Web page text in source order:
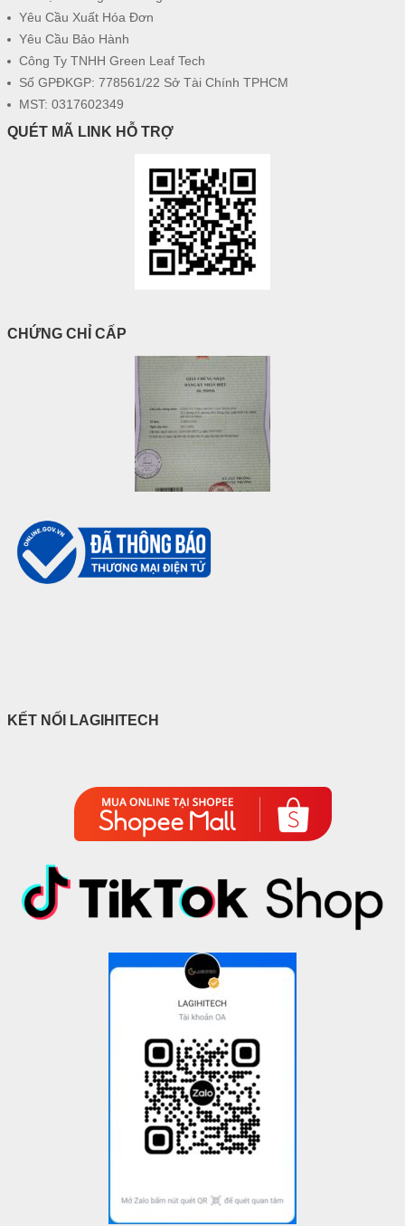
Yêu Cầu Xuất Hóa Đơn
Yêu Cầu Bảo Hành
Công Ty TNHH Green Leaf Tech
Số GPĐKGP: 778561/22 Sở Tài Chính TPHCM
MST: 0317602349
QUÉT MÃ LINK HỖ TRỢ
CHỨNG CHỈ CẤP
KẾT NỐI LAGIHITECH